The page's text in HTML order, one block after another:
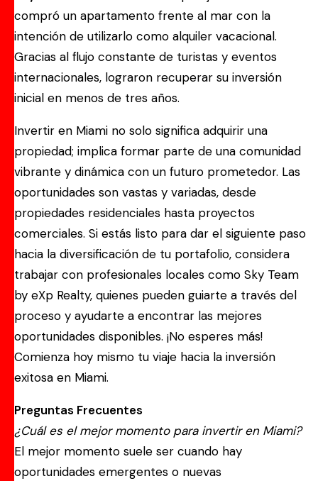
compró un apartamento frente al mar con la
intención de utilizarlo como alquiler vacacional.
Gracias al flujo constante de turistas y eventos
internacionales, lograron recuperar su inversión
inicial en menos de tres años.
Invertir en Miami no solo significa adquirir una
propiedad; implica formar parte de una comunidad
vibrante y dinámica con un futuro prometedor. Las
oportunidades son vastas y variadas, desde
propiedades residenciales hasta proyectos
comerciales. Si estás listo para dar el siguiente paso
hacia la diversificación de tu portafolio, considera
trabajar con profesionales locales como Sky Team
by eXp Realty, quienes pueden guiarte a través del
proceso y ayudarte a encontrar las mejores
oportunidades disponibles. ¡No esperes más!
Comienza hoy mismo tu viaje hacia la inversión
exitosa en Miami.
Preguntas Frecuentes
¿Cuál es el mejor momento para invertir en Miami?
El mejor momento suele ser cuando hay
oportunidades emergentes o nuevas